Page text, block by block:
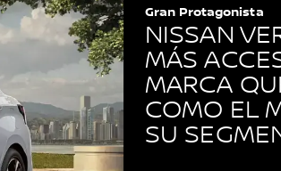
Gran Protagonista
NISSAN
MÁS
MARCA
COMO EL
SU